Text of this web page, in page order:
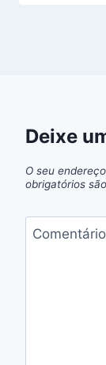
Deixe
O seu
obrigatórios
Comentário